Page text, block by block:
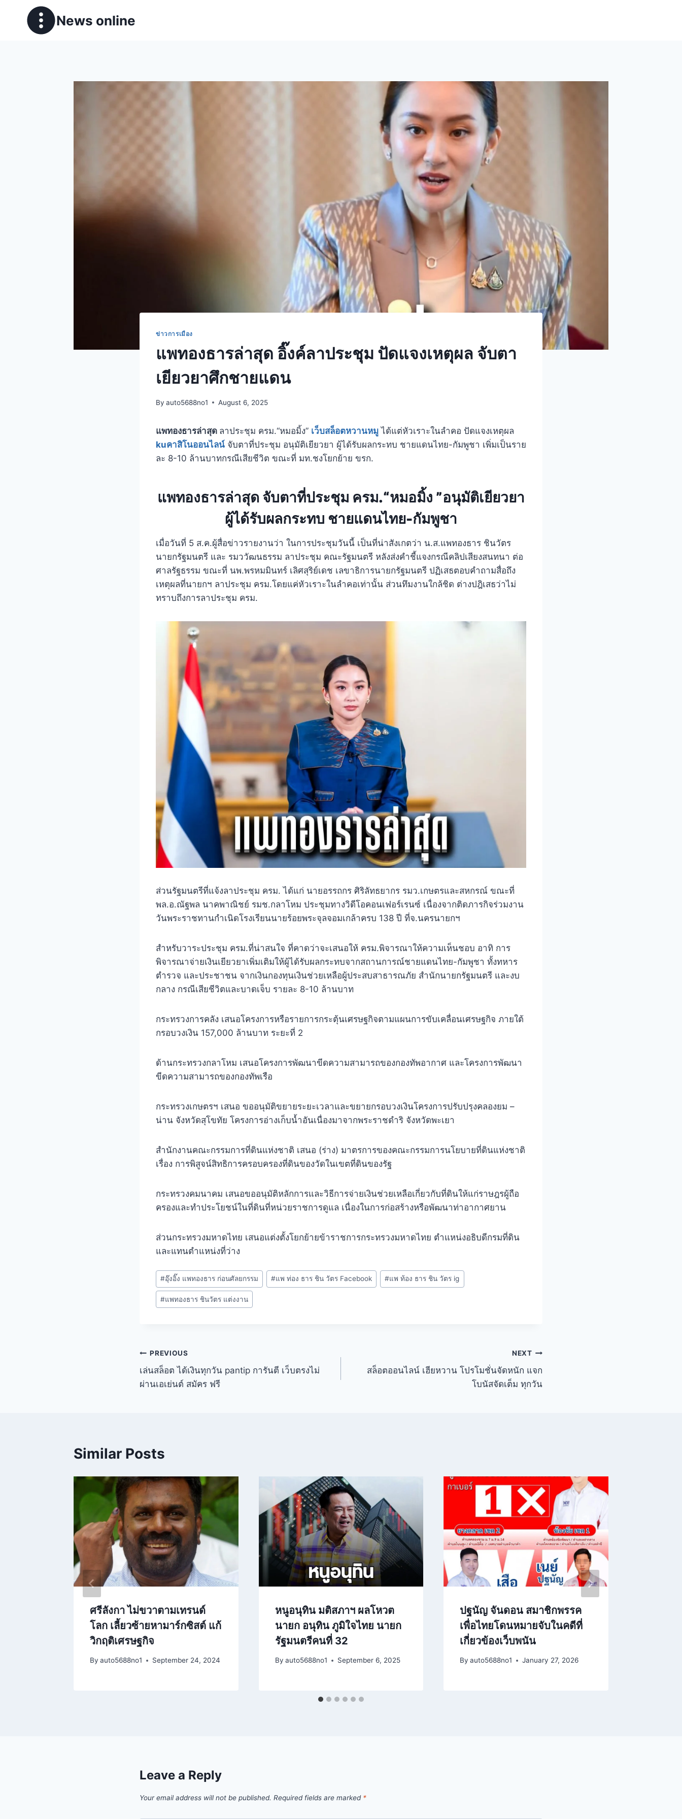
News online
ข่าวการเมือง
แพทองธารล่าสุด อิ๊งค์ลาประชุม ปัดแจงเหตุผล จับตา
เยียวยาศึกชายแดน
By auto5688no1 August 6, 2025
แพทองธารล่าสุด ลาประชุม ครม.“หมอมิ้ง” เว็บสล็อตหวานหมู ได้แต่หัวเราะในลำคอ ปัดแจงเหตุผล
kuคาสิโนออนไลน์ จับตาที่ประชุม อนุมัติเยียวยา ผู้ได้รับผลกระทบ ชายแดนไทย-กัมพูชา เพิ่มเป็นราย
ละ 8-10 ล้านบาทกรณีเสียชีวิต ขณะที่ มท.ชงโยกย้าย ขรก.
แพทองธารล่าสุด จับตาที่ประชุม ครม.“หมอมิ้ง ”อนุมัติเยียวยา
ผู้ได้รับผลกระทบ ชายแดนไทย-กัมพูชา
เมื่อวันที่ 5 ส.ค.ผู้สื่อข่าวรายงานว่า ในการประชุมวันนี้ เป็นที่น่าสังเกตว่า น.ส.แพทองธาร ชินวัตร
นายกรัฐมนตรี และ รมววัฒนธรรม ลาประชุม คณะรัฐมนตรี หลังส่งคำชี้แจงกรณีคลิปเสียงสนทนา ต่อ
ศาลรัฐธรรม ขณะที่ นพ.พรหมมินทร์ เลิศสุริย์เดช เลขาธิการนายกรัฐมนตรี ปฏิเสธตอบคำถามสื่อถึง
เหตุผลที่นายกฯ ลาประชุม ครม.โดยแค่หัวเราะในลำคอเท่านั้น ส่วนทึมงานใกล้ชิด ต่างปฎิเสธว่าไม่
ทราบถึงการลาประชุม ครม.
ส่วนรัฐมนตรีที่แจ้งลาประชุม ครม. ได้แก่ นายอรรถกร ศิริลัทธยากร รมว.เกษตรและสหกรณ์ ขณะที่
พล.อ.ณัฐพล นาคพาณิชย์ รมช.กลาโหม ประชุมทางวิดีโอคอนเฟอร์เรนซ์ เนื่องจากติดภารกิจร่วมงาน
วันพระราชทานกำเนิดโรงเรียนนายร้อยพระจุลจอมเกล้าครบ 138 ปี ที่จ.นครนายกฯ
สำหรับวาระประชุม ครม.ที่น่าสนใจ ที่คาดว่าจะเสนอให้ ครม.พิจารณาให้ความเห็นชอบ อาทิ การ
พิจารณาจ่ายเงินเยียวยาเพิ่มเติมให้ผู้ได้รับผลกระทบจากสถานการณ์ชายแดนไทย-กัมพูชา ทั้งทหาร
ตำรวจ และประชาชน จากเงินกองทุนเงินช่วยเหลือผู้ประสบสาธารณภัย สำนักนายกรัฐมนตรี และงบ
กลาง กรณีเสียชีวิตและบาดเจ็บ รายละ 8-10 ล้านบาท
กระทรวงการคลัง เสนอโครงการหรือรายการกระตุ้นเศรษฐกิจตามแผนการขับเคลื่อนเศรษฐกิจ ภายใต้
กรอบวงเงิน 157,000 ล้านบาท ระยะที่ 2
ด้านกระทรวงกลาโหม เสนอโครงการพัฒนาขีดความสามารถของกองทัพอากาศ และโครงการพัฒนา
ขีดความสามารถของกองทัพเรือ
กระทรวงเกษตรฯ เสนอ ขออนุมัติขยายระยะเวลาและขยายกรอบวงเงินโครงการปรับปรุงคลองยม –
น่าน จังหวัดสุโขทัย โครงการอ่างเก็บน้ำอันเนื่องมาจากพระราชดำริ จังหวัดพะเยา
สำนักงานคณะกรรมการที่ดินแห่งชาติ เสนอ (ร่าง) มาตรการของคณะกรรมการนโยบายที่ดินแห่งชาติ
เรื่อง การพิสูจน์สิทธิการครอบครองที่ดินของวัดในเขตที่ดินของรัฐ
กระทรวงคมนาคม เสนอขออนุมัติหลักการและวิธีการจ่ายเงินช่วยเหลือเกี่ยวกับที่ดินให้แก่ราษฎรผู้ถือ
ครองและทำประโยชน์ในที่ดินที่หน่วยราชการดูแล เนื่องในการก่อสร้างหรือพัฒนาท่าอากาศยาน
ส่วนกระทรวงมหาดไทย เสนอแต่งตั้งโยกย้ายข้าราชการกระทรวงมหาดไทย ตำแหน่งอธิบดีกรมที่ดิน
และแทนตำแหน่งที่ว่าง
#อุ๊งอิ๊ง แพทองธาร ก่อนศัลยกรรม #แพ ท่อง ธาร ชิน วัตร Facebook #แพ ท้อง ธาร ชิน วัตร ig
#แพทองธาร ชินวัตร แต่งงาน
PREVIOUS
เล่นสล็อต ได้เงินทุกวัน pantip การันตี เว็บตรงไม่
ผ่านเอเย่นต์ สมัคร ฟรี
NEXT
สล็อตออนไลน์ เฮียหวาน โปรโมชั่นจัดหนัก แจก
โบนัสจัดเต็ม ทุกวัน
Similar Posts
ศรีลังกา ไม่ขวาตามเทรนด์
โลก เลี้ยวซ้ายหามาร์กซิสต์ แก้
วิกฤติเศรษฐกิจ
By auto5688no1 September 24, 2024
หนูอนุทิน มติสภาฯ ผลโหวต
นายก อนุทิน ภูมิใจไทย นายก
รัฐมนตรีคนที่ 32
By auto5688no1 September 6, 2025
ปฐนัญ จันดอน สมาชิกพรรค
เพื่อไทยโดนหมายจับในคดีที่
เกี่ยวข้องเว็บพนัน
By auto5688no1 January 27, 2026
Leave a Reply
Your email address will not be published. Required fields are marked *